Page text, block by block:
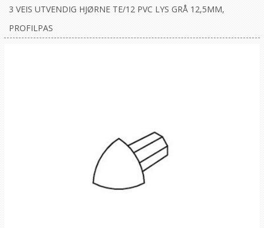
3 VEIS UTVENDIG HJØRNE TE/12 PVC LYS GRÅ 12,5MM,
PROFILPAS